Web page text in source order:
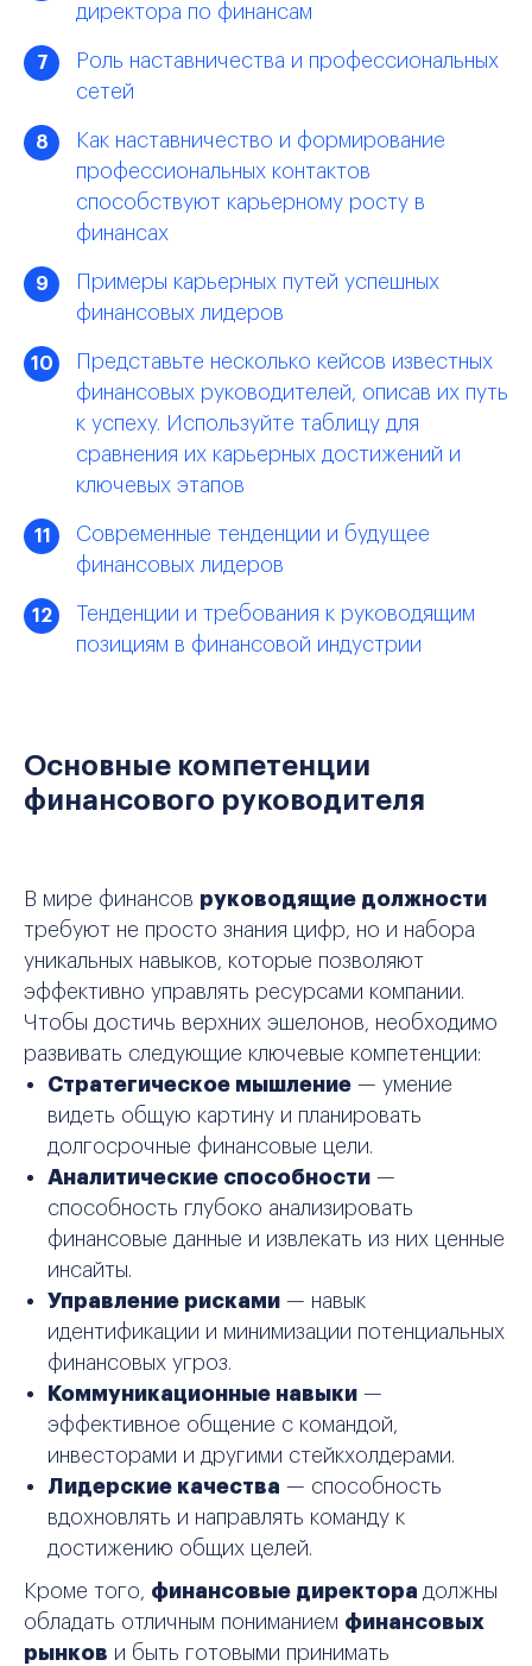
директора по финансам
7
Роль наставничества и профессиональных
сетей
8
Как наставничество и формирование
профессиональных контактов
способствуют карьерному росту в
финансах
9
Примеры карьерных путей успешных
финансовых лидеров
10
Представьте несколько кейсов известных
финансовых руководителей, описав их путь
к успеху. Используйте таблицу для
сравнения их карьерных достижений и
ключевых этапов
11
Современные тенденции и будущее
финансовых лидеров
12
Тенденции и требования к руководящим
позициям в финансовой индустрии
Основные компетенции
финансового руководителя
В мире финансов руководящие должности
требуют не просто знания цифр, но и набора
уникальных навыков, которые позволяют
эффективно управлять ресурсами компании.
Чтобы достичь верхних эшелонов, необходимо
развивать следующие ключевые компетенции:
Стратегическое мышление — умение
видеть общую картину и планировать
долгосрочные финансовые цели.
Аналитические способности —
способность глубоко анализировать
финансовые данные и извлекать из них ценные
инсайты.
Управление рисками — навык
идентификации и минимизации потенциальных
финансовых угроз.
Коммуникационные навыки —
эффективное общение с командой,
инвесторами и другими стейкхолдерами.
Лидерские качества — способность
вдохновлять и направлять команду к
достижению общих целей.
Кроме того, финансовые директора должны
обладать отличным пониманием финансовых
рынков и быть готовыми принимать